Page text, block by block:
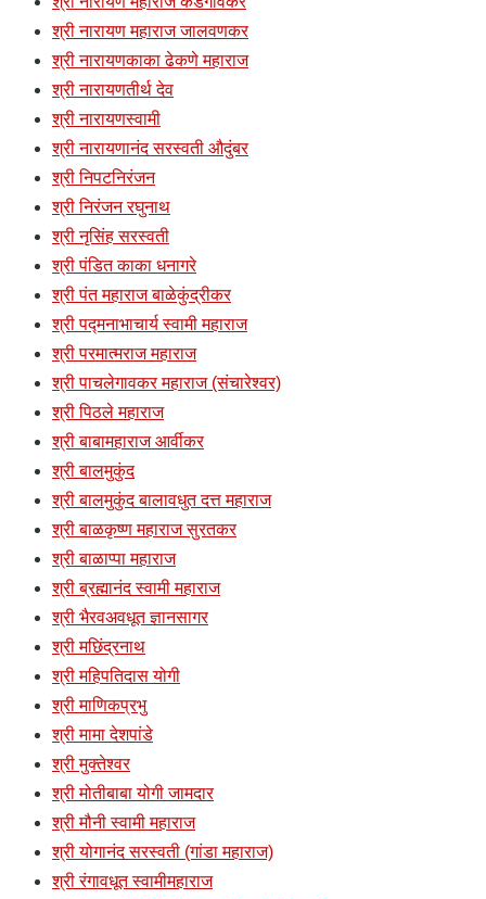
श्री नारायण महाराज जालवणकर
श्री नारायणकाका ढेकणे महाराज
श्री नारायणतीर्थ देव
श्री नारायणस्वामी
श्री नारायणानंद सरस्वती औदुंबर
श्री निपटनिरंजन
श्री निरंजन रघुनाथ
श्री नृसिंह सरस्वती
श्री पंडित काका धनागरे
श्री पंत महाराज बाळेकुंद्रीकर
श्री पद्मनाभाचार्य स्वामी महाराज
श्री परमात्मराज महाराज
श्री पाचलेगावकर महाराज (संचारेश्वर)
श्री पिठले महाराज
श्री बाबामहाराज आर्वीकर
श्री बालमुकुंद
श्री बालमुकुंद बालावधुत दत्त महाराज
श्री बाळकृष्ण महाराज सुरतकर
श्री बाळाप्पा महाराज
श्री ब्रह्मानंद स्वामी महाराज
श्री भैरवअवधूत ज्ञानसागर
श्री मछिंद्रनाथ
श्री महिपतिदास योगी
श्री माणिकप्रभु
श्री मामा देशपांडे
श्री मुक्तेश्वर
श्री मोतीबाबा योगी जामदार
श्री मौनी स्वामी महाराज
श्री योगानंद सरस्वती (गांडा महाराज)
श्री रंगावधूत स्वामीमहाराज